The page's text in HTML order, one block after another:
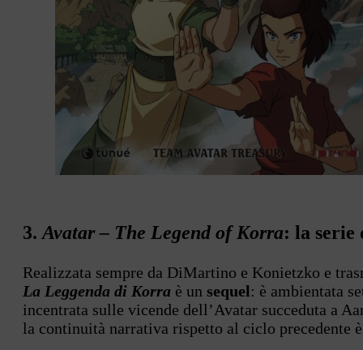
3. Avatar – The Legend of Korra: la serie
Realizzata sempre da DiMartino e Konietzko e
La Leggenda di Korra è un sequel: è ambientata
incentrata sulle vicende dell’Avatar succeduta a
la continuità narrativa rispetto al ciclo precedente